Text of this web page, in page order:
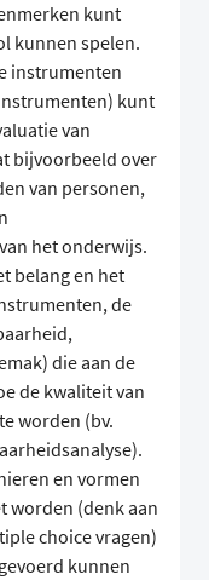
kunt
kunnen spelen.
instrumenten
kunt
van
bijvoorbeeld over
van personen,
het onderwijs.
belang en het
de
die aan de
de kwaliteit van
worden (bv.
en vormen
worden (denk aan
choice vragen)
kunnen